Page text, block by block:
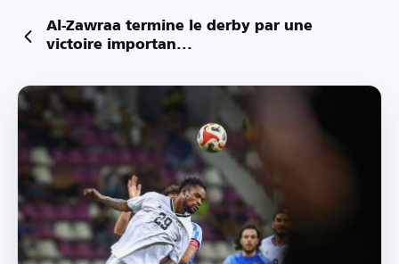
Al-Zawraa termine le derby par une
victoire importan...